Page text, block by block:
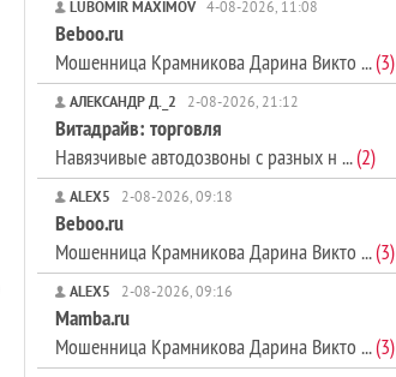
LUBOMIR MAXIMOV 4-08-2026, 11:08
Beboo.ru
Мошенница Крамникова Дарина Викто ...(3)
АЛЕКСАНДР Д._2 2-08-2026, 21:12
Витадрайв: торговля
Навязчивые автодозвоны с разных н ...(2)
ALEX5 2-08-2026, 09:18
Beboo.ru
Мошенница Крамникова Дарина Викто ...(3)
ALEX5 2-08-2026, 09:16
Mamba.ru
Мошенница Крамникова Дарина Викто ...(3)